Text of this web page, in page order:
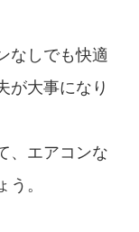
なしでも快適
が大事になり
、エアコンな
。